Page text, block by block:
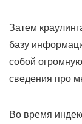
Затем
базу
собой
сведения про
Во время